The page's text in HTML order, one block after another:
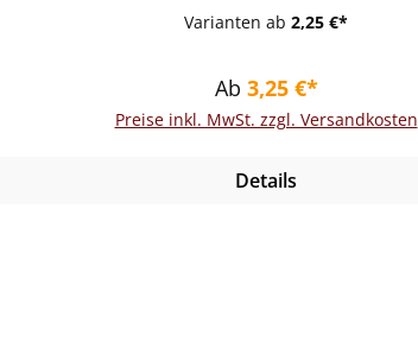
Varianten ab 2,25 €*
Regulärer Preis:
Ab 3,25 €*
Preise inkl. MwSt. zzgl. Versandkosten
Details